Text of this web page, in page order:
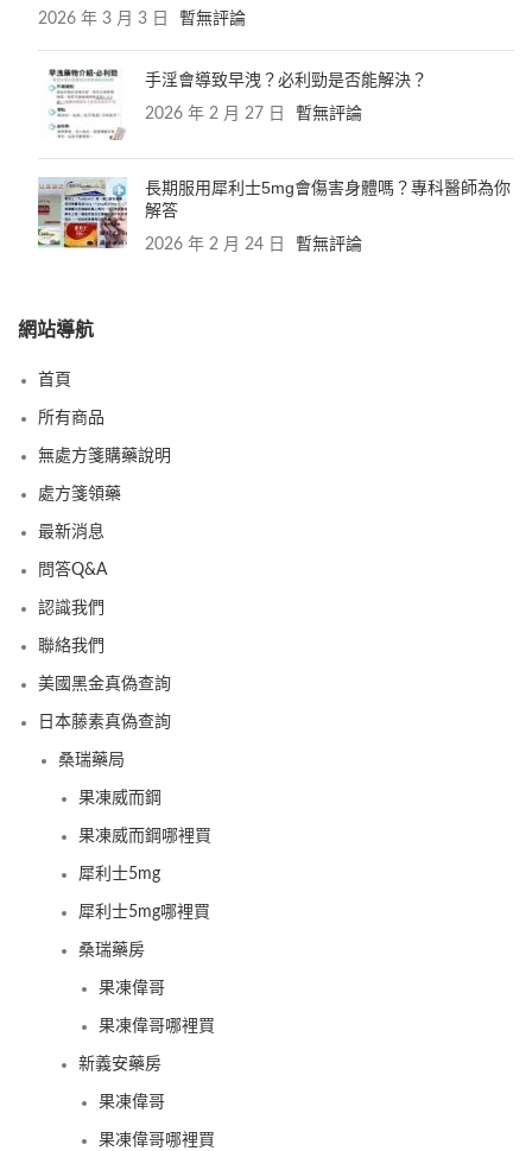
2026 年 3 月 3 日 暫無評論
手淫會導致早洩？必利勁是否能解決？
2026 年 2 月 27 日 暫無評論
長期服用犀利士5mg會傷害身體嗎？專科醫師為你
解答
2026 年 2 月 24 日 暫無評論
網站導航
首頁
所有商品
無處方箋購藥說明
處方箋領藥
最新消息
問答Q&A
認識我們
聯絡我們
美國黑金真偽查詢
日本藤素真偽查詢
桑瑞藥局
果凍威而鋼
果凍威而鋼哪裡買
犀利士5mg
犀利士5mg哪裡買
桑瑞藥房
果凍偉哥
果凍偉哥哪裡買
新義安藥房
果凍偉哥
果凍偉哥哪裡買